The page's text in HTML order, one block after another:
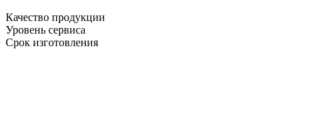
Качество продукции
Уровень сервиса
Срок изготовления